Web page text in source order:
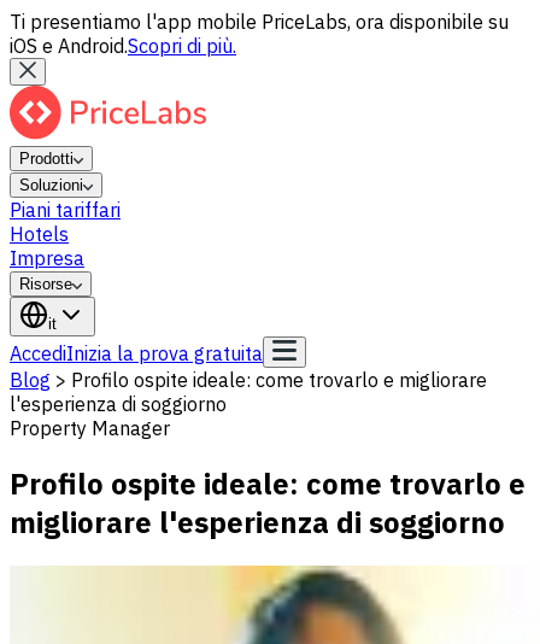
Ti presentiamo l'app mobile PriceLabs, ora disponibile su
iOS e Android.Scopri di più.
Prodotti
Soluzioni
Piani tariffari
Hotels
Impresa
Risorse
it
AccediInizia la prova gratuita
Blog > Profilo ospite ideale: come trovarlo e migliorare
l'esperienza di soggiorno
Property Manager
Profilo ospite ideale: come trovarlo e
migliorare l'esperienza di soggiorno